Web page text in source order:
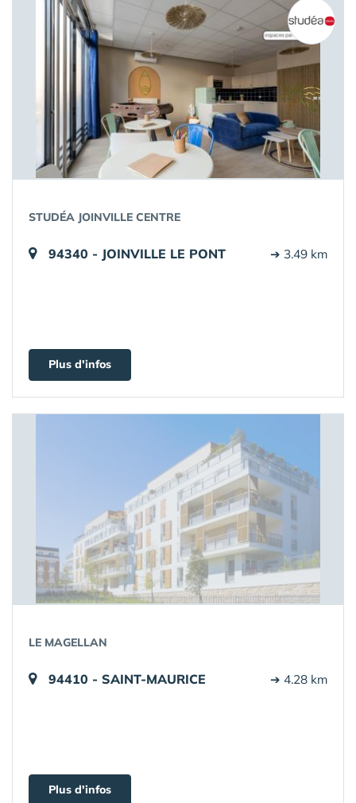
STUDÉA JOINVILLE CENTRE
94340 - JOINVILLE LE PONT ➔ 3.49 km
Plus d'infos
LE MAGELLAN
94410 - SAINT-MAURICE ➔ 4.28 km
Plus d'infos